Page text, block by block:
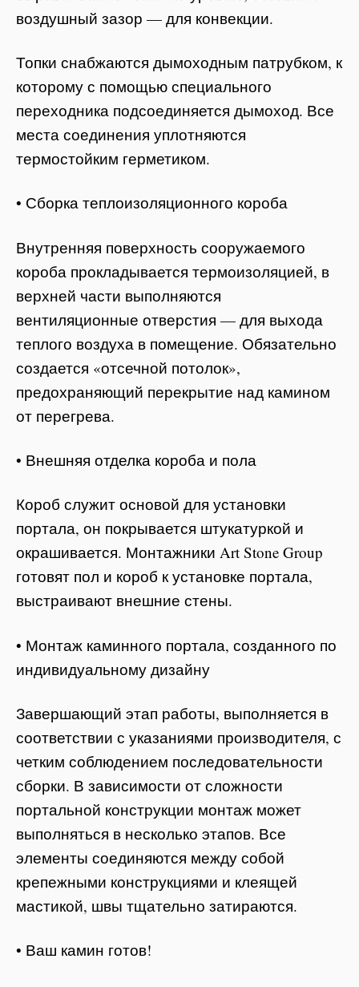
воздушный зазор — для конвекции.
Топки снабжаются дымоходным патрубком, к
которому с помощью специального
переходника подсоединяется дымоход. Все
места соединения уплотняются
термостойким герметиком.
• Сборка теплоизоляционного короба
Внутренняя поверхность сооружаемого
короба прокладывается термоизоляцией, в
верхней части выполняются
вентиляционные отверстия — для выхода
теплого воздуха в помещение. Обязательно
создается «отсечной потолок»,
предохраняющий перекрытие над камином
от перегрева.
• Внешняя отделка короба и пола
Короб служит основой для установки
портала, он покрывается штукатуркой и
окрашивается. Монтажники Art Stone Group
готовят пол и короб к установке портала,
выстраивают внешние стены.
• Монтаж каминного портала, созданного по
индивидуальному дизайну
Завершающий этап работы, выполняется в
соответствии с указаниями производителя, с
четким соблюдением последовательности
сборки. В зависимости от сложности
портальной конструкции монтаж может
выполняться в несколько этапов. Все
элементы соединяются между собой
крепежными конструкциями и клеящей
мастикой, швы тщательно затираются.
• Ваш камин готов!